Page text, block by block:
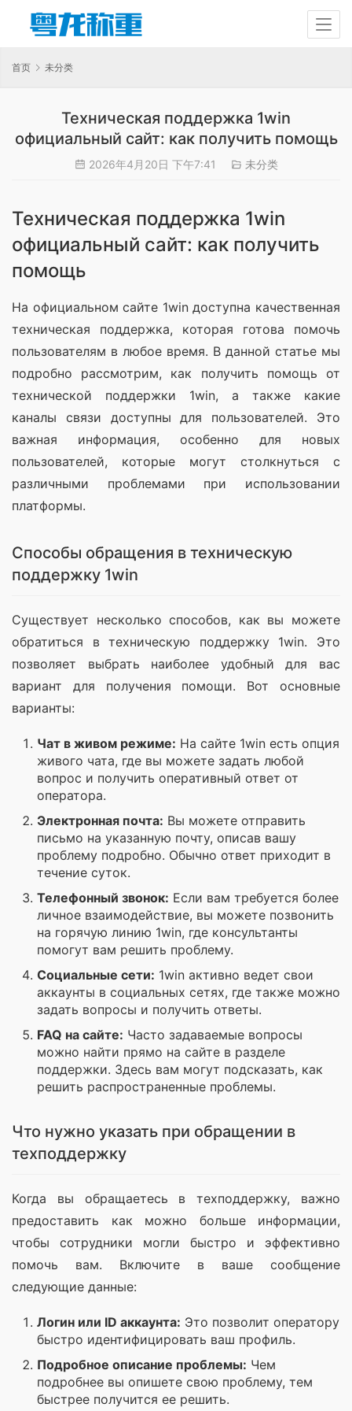
首页 未分类
Техническая поддержка 1win
официальный сайт: как получить помощь
2026年4月20日 下午7:41 未分类
Техническая поддержка 1win
официальный сайт: как получить
помощь
На официальном сайте 1win доступна качественная
техническая поддержка, которая готова помочь
пользователям в любое время. В данной статье мы
подробно рассмотрим, как получить помощь от
технической поддержки 1win, а также какие
каналы связи доступны для пользователей. Это
важная информация, особенно для новых
пользователей, которые могут столкнуться с
различными проблемами при использовании
платформы.
Способы обращения в техническую
поддержку 1win
Существует несколько способов, как вы можете
обратиться в техническую поддержку 1win. Это
позволяет выбрать наиболее удобный для вас
вариант для получения помощи. Вот основные
варианты:
Чат в живом режиме: На сайте 1win есть опция
живого чата, где вы можете задать любой
вопрос и получить оперативный ответ от
оператора.
Электронная почта: Вы можете отправить
письмо на указанную почту, описав вашу
проблему подробно. Обычно ответ приходит в
течение суток.
Телефонный звонок: Если вам требуется более
личное взаимодействие, вы можете позвонить
на горячую линию 1win, где консультанты
помогут вам решить проблему.
Социальные сети: 1win активно ведет свои
аккаунты в социальных сетях, где также можно
задать вопросы и получить ответы.
FAQ на сайте: Часто задаваемые вопросы
можно найти прямо на сайте в разделе
поддержки. Здесь вам могут подсказать, как
решить распространенные проблемы.
Что нужно указать при обращении в
техподдержку
Когда вы обращаетесь в техподдержку, важно
предоставить как можно больше информации,
чтобы сотрудники могли быстро и эффективно
помочь вам. Включите в ваше сообщение
следующие данные:
Логин или ID аккаунта: Это позволит оператору
быстро идентифицировать ваш профиль.
Подробное описание проблемы: Чем
подробнее вы опишете свою проблему, тем
быстрее получится ее решить.